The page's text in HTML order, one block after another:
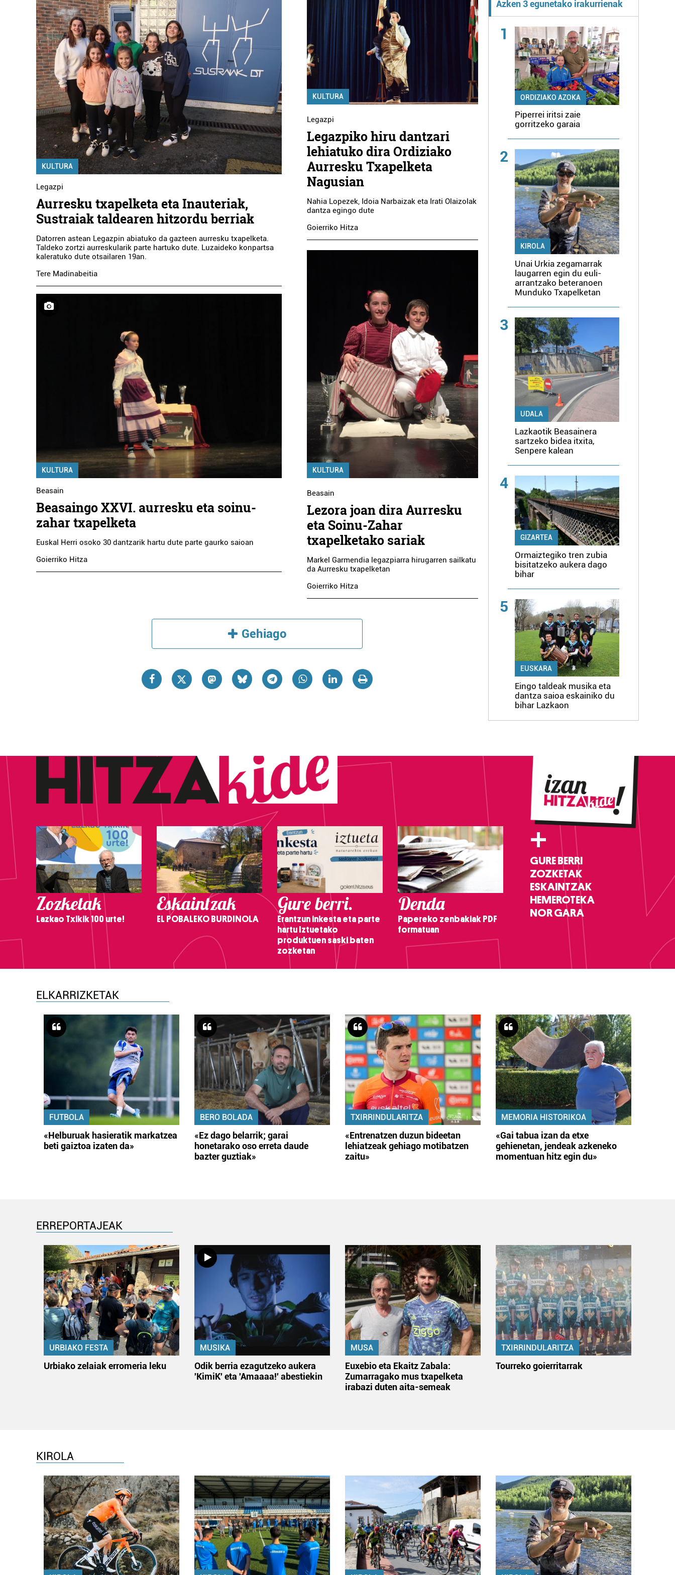
KULTURA
Legazpi
Aurresku txapelketa eta Inauteriak,
Sustraiak taldearen hitzordu berriak
Datorren astean Legazpin abiatuko da gazteen aurresku txapelketa.
Taldeko zortzi aurreskularik parte hartuko dute. Luzaideko konpartsa
kaleratuko dute otsailaren 19an.
Tere Madinabeitia
KULTURA
Beasain
Beasaingo XXVI. aurresku eta soinu-
zahar txapelketa
Euskal Herri osoko 30 dantzarik hartu dute parte gaurko saioan
Goierriko Hitza
KULTURA
Legazpi
Legazpiko hiru dantzari
lehiatuko dira Ordiziako
Aurresku Txapelketa
Nagusian
Nahia Lopezek, Idoia Narbaizak eta Irati Olaizolak
dantza egingo dute
Goierriko Hitza
KULTURA
Beasain
Lezora joan dira Aurresku
eta Soinu-Zahar
txapelketako sariak
Markel Garmendia legazpiarra hirugarren sailkatu
da Aurresku txapelketan
Goierriko Hitza
Gehiago
Azken 3 egunetako irakurrienak
1
ORDIZIAKO AZOKA
Piperrei iritsi zaie
gorritzeko garaia
2
KIROLA
Unai Urkia zegamarrak
laugarren egin du euli-
arrantzako beteranoen
Munduko Txapelketan
3
UDALA
Lazkaotik Beasainera
sartzeko bidea itxita,
Senpere kalean
4
GIZARTEA
Ormaiztegiko tren zubia
bisitatzeko aukera dago
bihar
5
EUSKARA
Eingo taldeak musika eta
dantza saioa eskainiko du
bihar Lazkaon
Zozketak
Lazkao Txikik 100 urte!
Eskaintzak
EL POBALEKO BURDINOLA
Gure berri.
Erantzun inkesta eta parte
hartu Iztuetako
produktuen saski baten
zozketan
Denda
Papereko zenbakiak PDF
formatuan
+
GURE BERRI
ZOZKETAK
ESKAINTZAK
HEMEROTEKA
NOR GARA
ELKARRIZKETAK
FUTBOLA
«Helburuak hasieratik markatzea
beti gaiztoa izaten da»
BERO BOLADA
«Ez dago belarrik; garai
honetarako oso erreta daude
bazter guztiak»
TXIRRINDULARITZA
«Entrenatzen duzun bideetan
lehiatzeak gehiago motibatzen
zaitu»
MEMORIA HISTORIKOA
«Gai tabua izan da etxe
gehienetan, jendeak azkeneko
momentuan hitz egin du»
ERREPORTAJEAK
URBIAKO FESTA
Urbiako zelaiak erromeria leku
MUSIKA
Odik berria ezagutzeko aukera
'KimiK' eta 'Amaaaa!' abestiekin
MUSA
Euxebio eta Ekaitz Zabala:
Zumarragako mus txapelketa
irabazi duten aita-semeak
TXIRRINDULARITZA
Tourreko goierritarrak
KIROLA